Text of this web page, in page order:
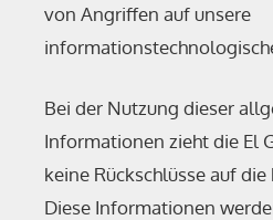
von Angriffen auf unsere
Bei der Nutzung dieser
Informationen zieht die El
keine Rückschlüsse auf
Diese Informationen